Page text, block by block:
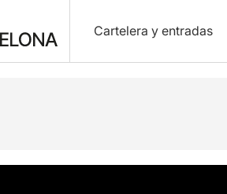
Cartelera y entradas
Ficha artística Fotos y vídeos